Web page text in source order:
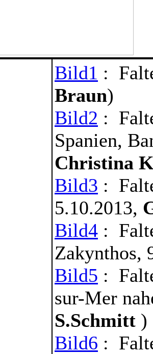
Bild1 :
Braun)
Bild2 :
Spanien,
Christina
Bild3 :
5.10.2013,
Bild4 :
Zakynthos,
Bild5 :
sur-Mer
S.Schmitt )
Bild6 :